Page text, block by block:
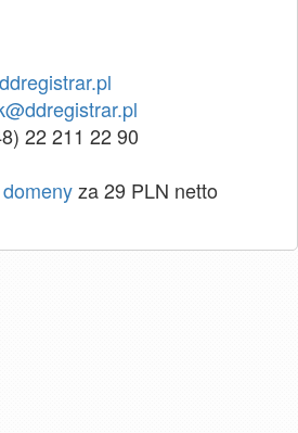
ddregistrar.pl
22 211 22 90
za 29 PLN netto